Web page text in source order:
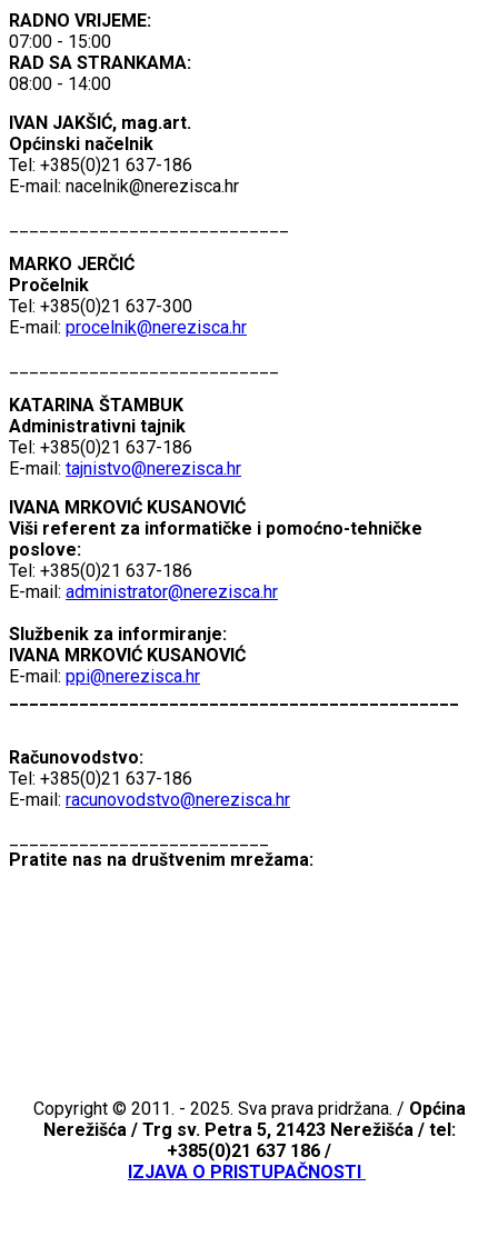
RADNO VRIJEME:
07:00 - 15:00
RAD SA STRANKAMA:
08:00 - 14:00
IVAN JAKŠIĆ, mag.art.
Općinski načelnik
Tel: +385(0)21 637-186
E-mail: nacelnik@nerezisca.hr
MARKO JERČIĆ
Pročelnik
Tel: +385(0)21 637-300
E-mail: procelnik@nerezisca.hr
KATARINA ŠTAMBUK
Administrativni tajnik
Tel: +385(0)21 637-186
E-mail: tajnistvo@nerezisca.hr
IVANA MRKOVIĆ KUSANOVIĆ
Viši referent za informatičke i pomoćno-tehničke
poslove:
Tel: +385(0)21 637-186
E-mail: administrator@nerezisca.hr
Službenik za informiranje:
IVANA MRKOVIĆ KUSANOVIĆ
E-mail: ppi@nerezisca.hr
Računovodstvo:
Tel: +385(0)21 637-186
E-mail: racunovodstvo@nerezisca.hr
Pratite nas na društvenim mrežama:
Copyright © 2011. - 2025. Sva prava pridržana. / Općina
Nerežišća /Trg sv. Petra 5, 21423 Nerežišća / tel:
+385(0)21 637 186 /
IZJAVA O PRISTUPAČNOSTI